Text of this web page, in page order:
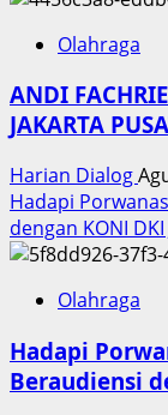
Olahraga
ANDI
JAKARTA
Harian Dialog
Hadapi
dengan KONI
Olahraga
Hadapi
Beraudiensi